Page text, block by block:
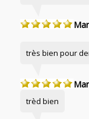
très bien pour
trèd bien